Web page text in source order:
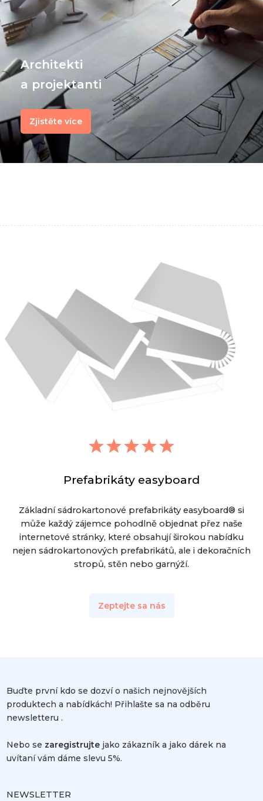
Architekti
a projektanti
Zjistěte více
Prefabrikáty easyboard
Základní sádrokartonové prefabrikáty easyboard® si
může každý zájemce pohodlně objednat přez naše
internetové stránky, které obsahují širokou nabídku
nejen sádrokartonových prefabrikátů, ale i dekoračních
stropů, stěn nebo garnýží.
Zeptejte sa nás
Buďte první kdo se dozví o našich nejnovějších
produktech a nabídkách! Přihlašte sa na odběru
newsletteru .
Nebo se zaregistrujte jako zákazník a jako dárek na
uvítaní vám dáme slevu 5%.
NEWSLETTER